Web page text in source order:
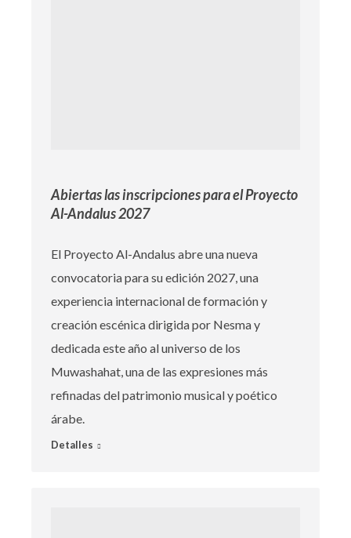
Abiertas las inscripciones para el Proyecto
Al-Andalus 2027
El Proyecto Al-Andalus abre una nueva
convocatoria para su edición 2027, una
experiencia internacional de formación y
creación escénica dirigida por Nesma y
dedicada este año al universo de los
Muwashahat, una de las expresiones más
refinadas del patrimonio musical y poético
árabe.
Detalles